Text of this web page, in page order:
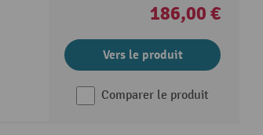
186,00 €
Vers le produit
Comparer le produit